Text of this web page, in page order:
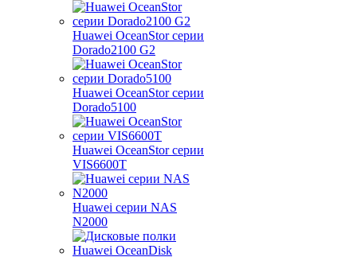
Huawei OceanStor серии
Dorado2100 G2
Huawei OceanStor серии
Dorado5100
Huawei OceanStor серии
VIS6600T
Huawei серии NAS
N2000